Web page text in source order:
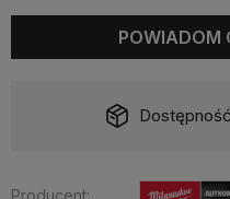
POWIADOM
Producent: